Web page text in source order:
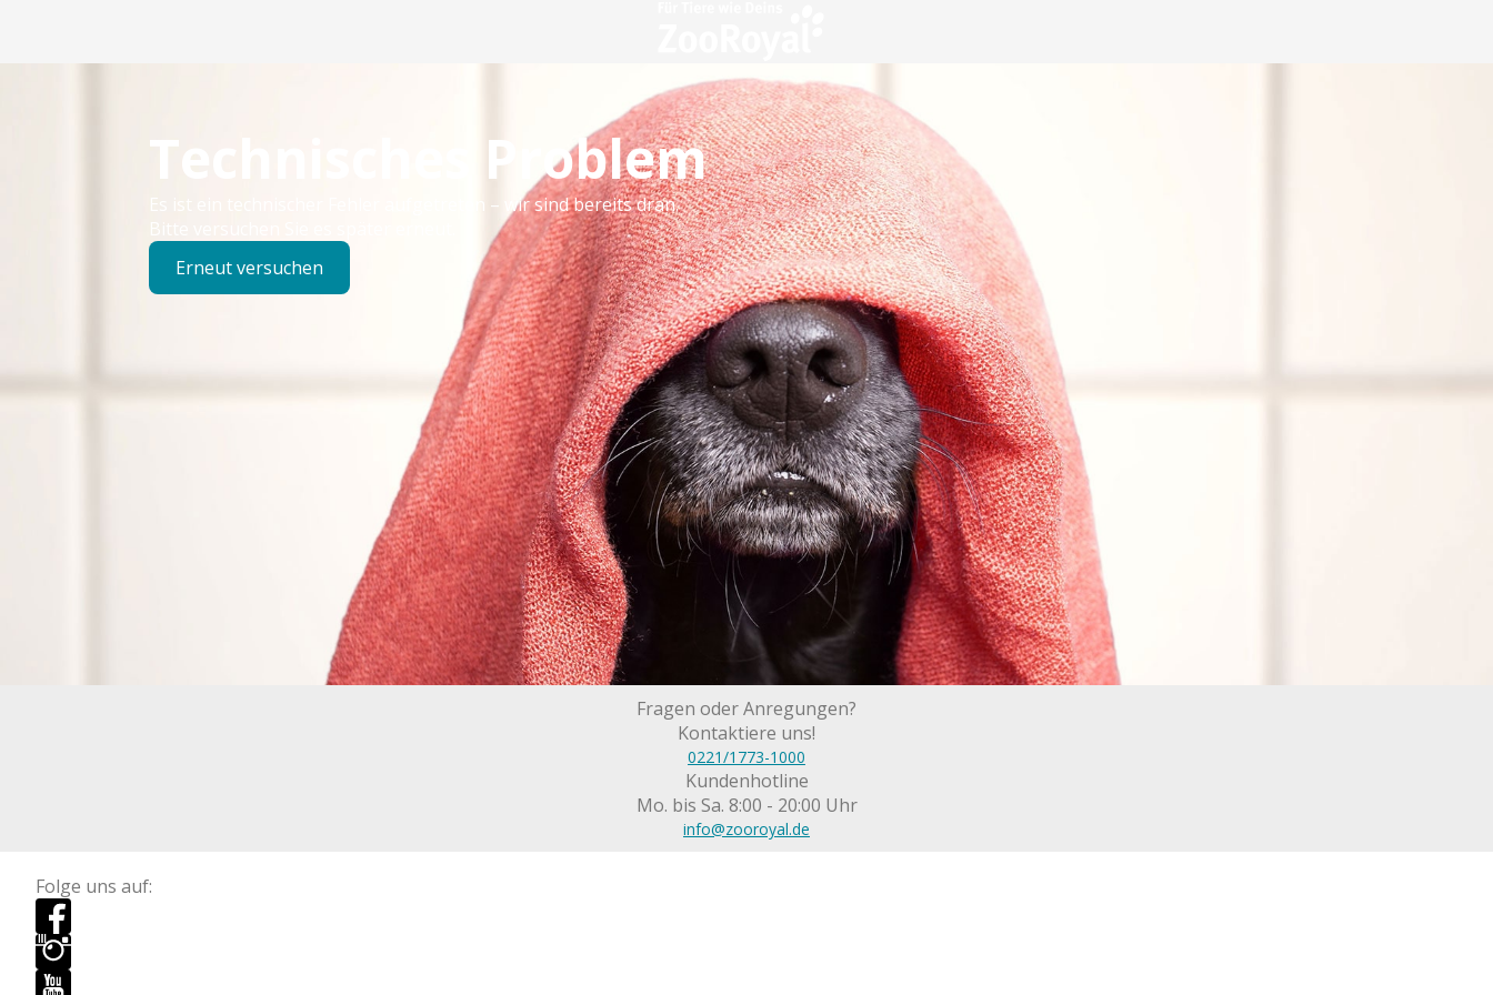
Technisches Problem
Es ist ein technischer Fehler aufgetreten – wir sind bereits dran.
Bitte versuchen Sie es später erneut.
Erneut versuchen
Fragen oder Anregungen?
Kontaktiere uns!
0221/1773-1000
Kundenhotline
Mo. bis Sa. 8:00 - 20:00 Uhr
info@zooroyal.de
Folge uns auf: